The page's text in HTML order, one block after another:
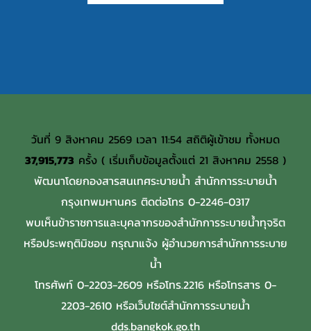
วันที่ 9 สิงหาคม 2569 เวลา 11:54 สถิติผู้เข้าชม ทั้งหมด
37,915,773 ครั้ง ( เริ่มเก็บข้อมูลตั้งแต่ 21 สิงหาคม 2558 )
พัฒนาโดยกองสารสนเทศระบายน้ำ สำนักการระบายน้ำ
กรุงเทพมหานคร ติดต่อโทร 0-2246-0317
พบเห็นข้าราชการและบุคลากรของสำนักการระบายน้ำทุจริต
หรือประพฤติมิชอบ กรุณาแจ้ง ผู้อำนวยการสำนักการระบาย
น้ำ
โทรศัพท์ 0-2203-2609 หรือโทร.2216 หรือโทรสาร 0-
2203-2610 หรือเว็บไซต์สำนักการระบายน้ำ
dds.bangkok.go.th